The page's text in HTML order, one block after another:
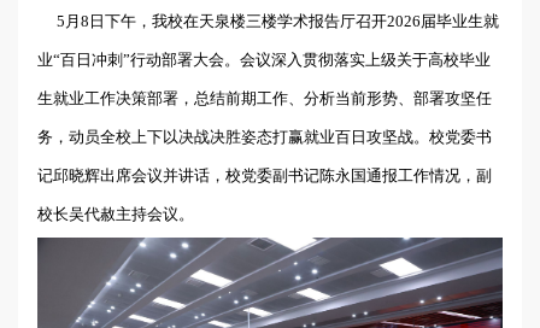
5月8日下午，我校在天泉楼三楼学术报告厅召开2026届毕业生就
业“百日冲刺”行动部署大会。会议深入贯彻落实上级关于高校毕业
生就业工作决策部署，总结前期工作、分析当前形势、部署攻坚任
务，动员全校上下以决战决胜姿态打赢就业百日攻坚战。校党委书
记邱晓辉出席会议并讲话，校党委副书记陈永国通报工作情况，副
校长吴代赦主持会议。